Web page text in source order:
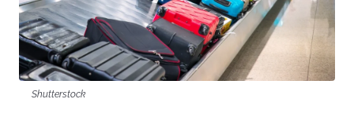
Shutterstock